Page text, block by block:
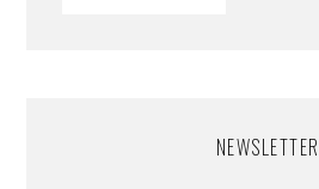
NEWSLETTER